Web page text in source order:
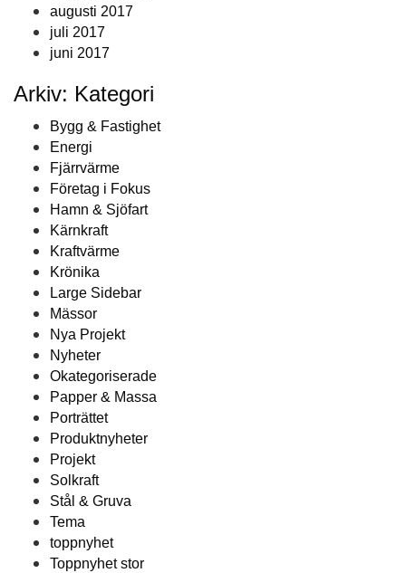
augusti 2017
juli 2017
juni 2017
Arkiv: Kategori
Bygg & Fastighet
Energi
Fjärrvärme
Företag i Fokus
Hamn & Sjöfart
Kärnkraft
Kraftvärme
Krönika
Large Sidebar
Mässor
Nya Projekt
Nyheter
Okategoriserade
Papper & Massa
Porträttet
Produktnyheter
Projekt
Solkraft
Stål & Gruva
Tema
toppnyhet
Toppnyhet stor